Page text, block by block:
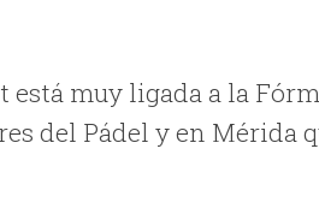
muy ligada a la
del Pádel y en Mérida